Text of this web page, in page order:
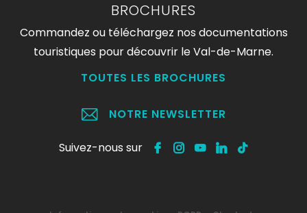
BROCHURES
Commandez ou téléchargez nos documentations
touristiques pour découvrir le Val-de-Marne.
TOUTES LES BROCHURES
NOTRE NEWSLETTER
Suivez-nous sur